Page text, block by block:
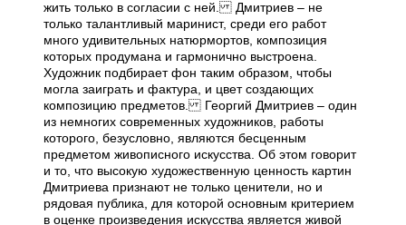
жить только в согласии с ней. Дмитриев – не
только талантливый маринист, среди его работ
много удивительных натюрмортов, композиция
которых продумана и гармонично выстроена.
Художник подбирает фон таким образом, чтобы
могла заиграть и фактура, и цвет создающих
композицию предметов. Георгий Дмитриев – один
из немногих современных художников, работы
которого, безусловно, являются бесценным
предметом живописного искусства. Об этом говорит
и то, что высокую художественную ценность картин
Дмитриева признают не только ценители, но и
рядовая публика, для которой основным критерием
в оценке произведения искусства является живой